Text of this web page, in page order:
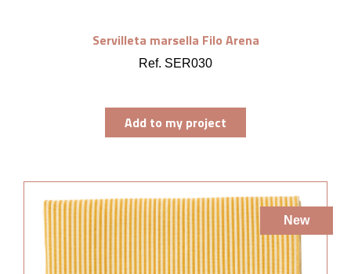
Servilleta marsella Filo Arena
Ref. SER030
Add to my project
New